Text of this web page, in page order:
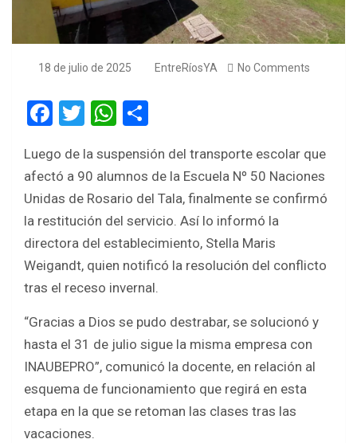
18 de julio de 2025 EntreRíosYA No Comments
F
ce
b
o
o
k
T
tt
er
W
at
s
A
p
p
ar
e
Luego de la suspensión del transporte escolar que
afectó a 90 alumnos de la Escuela Nº 50 Naciones
Unidas de Rosario del Tala, finalmente se confirmó
la restitución del servicio. Así lo informó la
directora del establecimiento, Stella Maris
Weigandt, quien notificó la resolución del conflicto
tras el receso invernal.
“Gracias a Dios se pudo destrabar, se solucionó y
hasta el 31 de julio sigue la misma empresa con
INAUBEPRO”, comunicó la docente, en relación al
esquema de funcionamiento que regirá en esta
etapa en la que se retoman las clases tras las
vacaciones.